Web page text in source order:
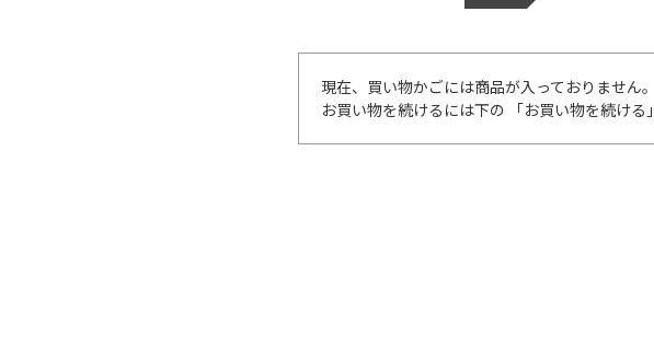
現在、買い物かごには商品が入っておりません。
お買い物を続けるには下の 「お買い物を続ける